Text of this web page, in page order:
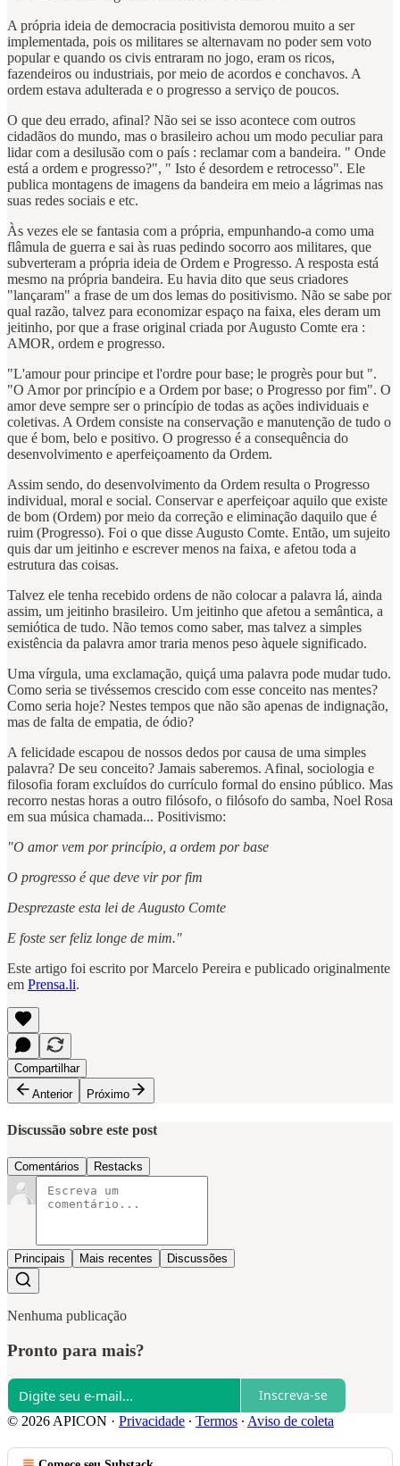
A própria ideia de democracia positivista demorou muito a ser
implementada, pois os militares se alternavam no poder sem voto
popular e quando os civis entraram no jogo, eram os ricos,
fazendeiros ou industriais, por meio de acordos e conchavos. A
ordem estava adulterada e o progresso a serviço de poucos.
O que deu errado, afinal? Não sei se isso acontece com outros
cidadãos do mundo, mas o brasileiro achou um modo peculiar para
lidar com a desilusão com o país : reclamar com a bandeira. " Onde
está a ordem e progresso?", " Isto é desordem e retrocesso". Ele
publica montagens de imagens da bandeira em meio a lágrimas nas
suas redes sociais e etc.
Às vezes ele se fantasia com a própria, empunhando-a como uma
flâmula de guerra e sai às ruas pedindo socorro aos militares, que
subverteram a própria ideia de Ordem e Progresso. A resposta está
mesmo na própria bandeira. Eu havia dito que seus criadores
"lançaram" a frase de um dos lemas do positivismo. Não se sabe por
qual razão, talvez para economizar espaço na faixa, eles deram um
jeitinho, por que a frase original criada por Augusto Comte era :
AMOR, ordem e progresso.
"L'amour pour principe et l'ordre pour base; le progrès pour but ".
"O Amor por princípio e a Ordem por base; o Progresso por fim". O
amor deve sempre ser o princípio de todas as ações individuais e
coletivas. A Ordem consiste na conservação e manutenção de tudo o
que é bom, belo e positivo. O progresso é a consequência do
desenvolvimento e aperfeiçoamento da Ordem.
Assim sendo, do desenvolvimento da Ordem resulta o Progresso
individual, moral e social. Conservar e aperfeiçoar aquilo que existe
de bom (Ordem) por meio da correção e eliminação daquilo que é
ruim (Progresso). Foi o que disse Augusto Comte. Então, um sujeito
quis dar um jeitinho e escrever menos na faixa, e afetou toda a
estrutura das coisas.
Talvez ele tenha recebido ordens de não colocar a palavra lá, ainda
assim, um jeitinho brasileiro. Um jeitinho que afetou a semântica, a
semiótica de tudo. Não temos como saber, mas talvez a simples
existência da palavra amor traria menos peso àquele significado.
Uma vírgula, uma exclamação, quiçá uma palavra pode mudar tudo.
Como seria se tivéssemos crescido com esse conceito nas mentes?
Como seria hoje? Nestes tempos que não são apenas de indignação,
mas de falta de empatia, de ódio?
A felicidade escapou de nossos dedos por causa de uma simples
palavra? De seu conceito? Jamais saberemos. Afinal, sociologia e
filosofia foram excluídos do currículo formal do ensino público. Mas
recorro nestas horas a outro filósofo, o filósofo do samba, Noel Rosa
em sua música chamada... Positivismo:
"O amor vem por princípio, a ordem por base
O progresso é que deve vir por fim
Desprezaste esta lei de Augusto Comte
E foste ser feliz longe de mim."
Este artigo foi escrito por Marcelo Pereira e publicado originalmente
em Prensa.li.
Compartilhar
Anterior
Próximo
Discussão sobre este post
Comentários Restacks
Principais Mais recentes Discussões
Nenhuma publicação
Pronto para mais?
Inscreva-se
© 2026 APICON · Privacidade ∙ Termos ∙ Aviso de coleta